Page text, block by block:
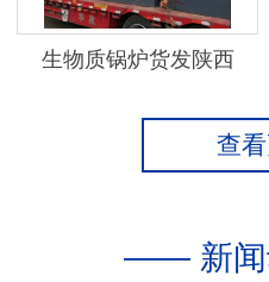
生物质锅炉货发陕西
查
—— 新